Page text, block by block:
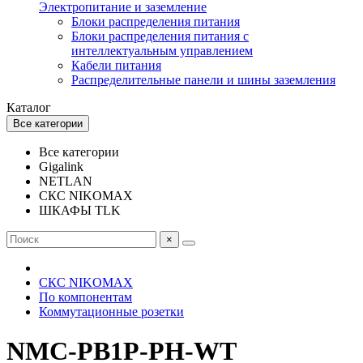
Электропитание и заземление
Блоки распределения питания
Блоки распределения питания с
интеллектуальным управлением
Кабели питания
Распределительные панели и шины заземления
Каталог
Все категории
Все категории
Gigalink
NETLAN
СКС NIKOMAX
ШКАФЫ TLK
×
СКС NIKOMAX
По компонентам
Коммутационные розетки
NMC-PB1P-PH-WT